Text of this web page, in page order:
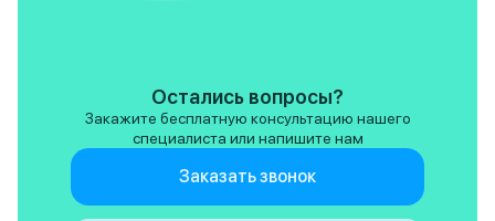
Остались вопросы?
Закажите бесплатную консультацию нашего
специалиста или напишите нам
Заказать звонок